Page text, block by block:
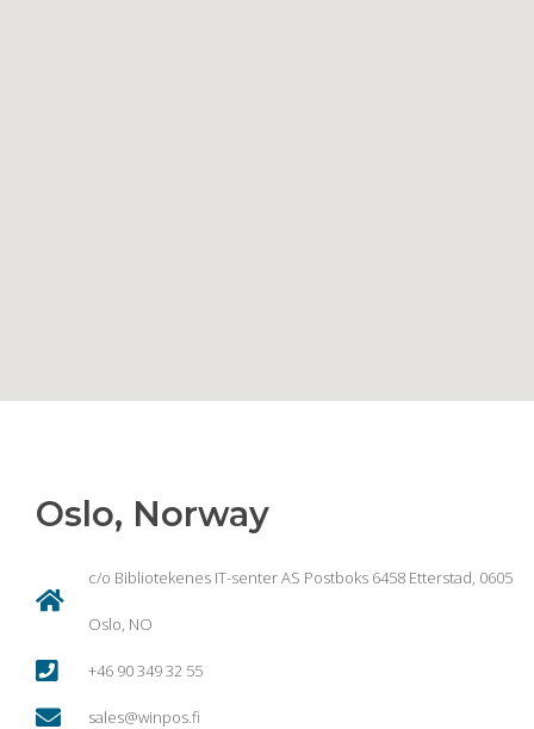
Oslo, Norway
c/o Bibliotekenes IT-senter AS Postboks 6458 Etterstad, 0605
Oslo, NO
+46 90 349 32 55
sales@winpos.fi